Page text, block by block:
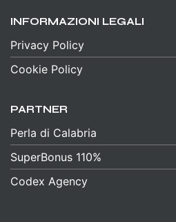
INFORMAZIONI LEGALI
Privacy Policy
Cookie Policy
PARTNER
Perla di Calabria
SuperBonus 110%
Codex Agency